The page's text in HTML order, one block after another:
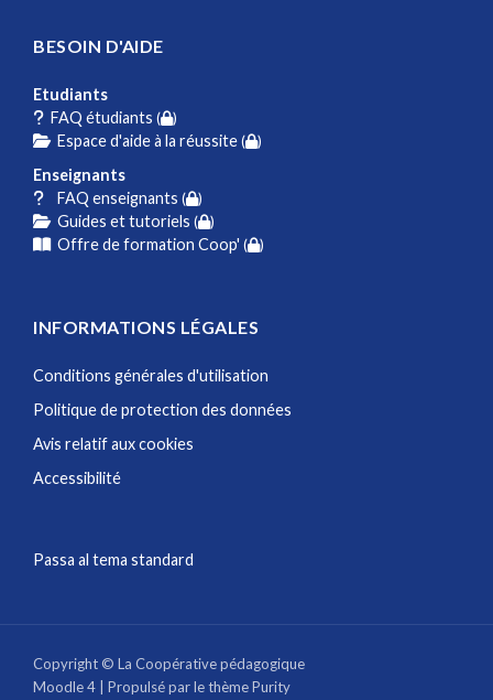
BESOIN D'AIDE
Etudiants
FAQ étudiants ( )
Espace d'aide à la réussite( )
Enseignants
FAQ enseignants ( )
Guides et tutoriels ( )
Offre de formation Coop' ( )
INFORMATIONS LÉGALES
Conditions générales d'utilisation
Politique de protection des données
Avis relatif aux cookies
Accessibilité
Passa al tema standard
Copyright © La Coopérative pédagogique
Moodle 4 | Propulsé par le thèmePurity